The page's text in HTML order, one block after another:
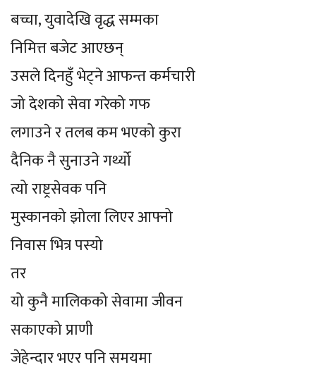
बच्चा, युवादेखि वृद्ध सम्मका
निमित्त बजेट आएछन्
उसले दिनहुँ भेट्ने आफन्त कर्मचारी
जो देशको सेवा गरेको गफ
लगाउने र तलब कम भएको कुरा
दैनिक नै सुनाउने गर्थ्यो
त्यो राष्ट्रसेवक पनि
मुस्कानको झोला लिएर आफ्नो
निवास भित्र पस्यो
तर
यो कुनै मालिकको सेवामा जीवन
सकाएको प्राणी
जेहेन्दार भएर पनि समयमा